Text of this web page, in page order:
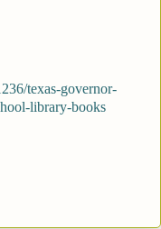
texas-governor-
library-books